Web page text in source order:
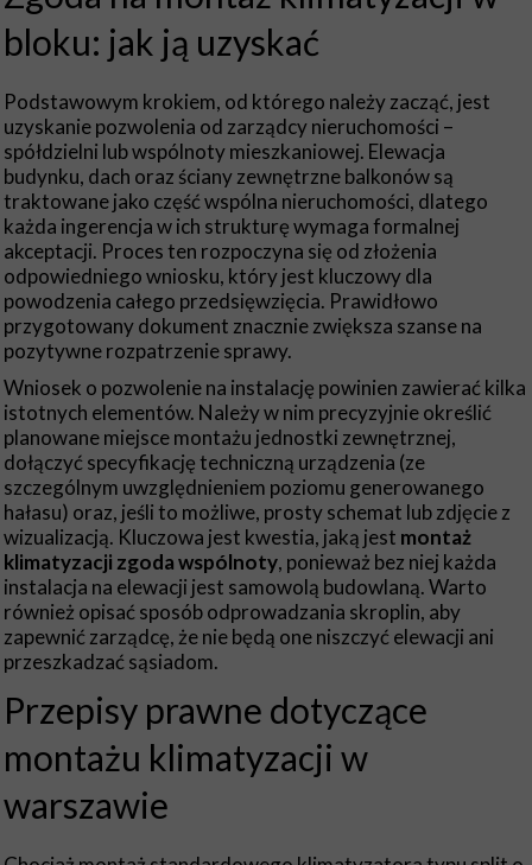
bloku: jak ją uzyskać
Podstawowym krokiem, od którego należy zacząć, jest
uzyskanie pozwolenia od zarządcy nieruchomości –
spółdzielni lub wspólnoty mieszkaniowej. Elewacja
budynku, dach oraz ściany zewnętrzne balkonów są
traktowane jako część wspólna nieruchomości, dlatego
każda ingerencja w ich strukturę wymaga formalnej
akceptacji. Proces ten rozpoczyna się od złożenia
odpowiedniego wniosku, który jest kluczowy dla
powodzenia całego przedsięwzięcia. Prawidłowo
przygotowany dokument znacznie zwiększa szanse na
pozytywne rozpatrzenie sprawy.
Wniosek o pozwolenie na instalację powinien zawierać kilka
istotnych elementów. Należy w nim precyzyjnie określić
planowane miejsce montażu jednostki zewnętrznej,
dołączyć specyfikację techniczną urządzenia (ze
szczególnym uwzględnieniem poziomu generowanego
hałasu) oraz, jeśli to możliwe, prosty schemat lub zdjęcie z
wizualizacją. Kluczowa jest kwestia, jaką jest montaż
klimatyzacji zgoda wspólnoty, ponieważ bez niej każda
instalacja na elewacji jest samowolą budowlaną. Warto
również opisać sposób odprowadzania skroplin, aby
zapewnić zarządcę, że nie będą one niszczyć elewacji ani
przeszkadzać sąsiadom.
Przepisy prawne dotyczące
montażu klimatyzacji w
warszawie